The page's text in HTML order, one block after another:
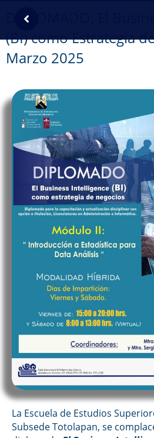
DIPLOMADO, El
(BI) como Estrategia
Marzo 2025
La Escuela de Estudios
Subsede Totolapan, se